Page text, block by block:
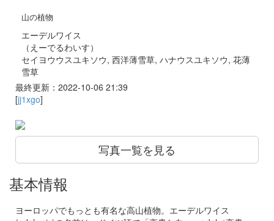
山の植物
エーデルワイス
（えーでるわいす）
セイヨウウスユキソウ, 西洋薄雪草, ハナウスユキソウ, 花薄
雪草
最終更新：2022-10-06 21:39
[jj1xgo]
写真一覧を見る
基本情報
ヨーロッパでもっとも有名な高山植物。エーデルワイス